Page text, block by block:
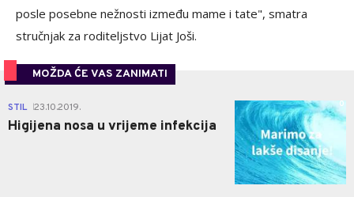
posle posebne nežnosti između mame i tate", smatra
stručnjak za roditeljstvo Lijat Joši.
MOŽDA ĆE VAS ZANIMATI
STIL 23.10.2019.
Higijena nosa u vrijeme infekcija
0